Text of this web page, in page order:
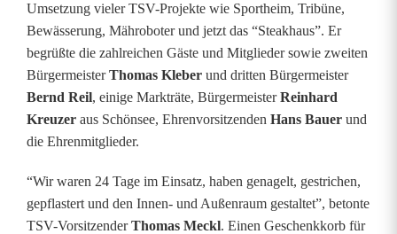
e
s
W
i
r
t
s
Umsetzung vieler TSV-Projekte wie Sportheim, Tribüne,
Bewässerung, Mähroboter und jetzt das “Steakhaus”. Er
begrüßte die zahlreichen Gäste und Mitglieder sowie zweiten
BürgermeisterThomas Kleber und dritten Bürgermeister
Bernd Reil, einige Markträte, BürgermeisterReinhard
Kreuzer aus Schönsee, Ehrenvorsitzenden Hans Bauer und
die Ehrenmitglieder.
“Wir waren 24 Tage im Einsatz, haben genagelt, gestrichen,
gepflastert und den Innen- und Außenraum gestaltet”, betonte
TSV-VorsitzenderThomas Meckl. Einen Geschenkkorb für